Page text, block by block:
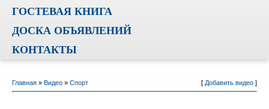
ГОСТЕВАЯ КНИГА
ДОСКА ОБЪЯВЛЕНИЙ
КОНТАКТЫ
Главная» Видео» Спорт [ Добавить видео]